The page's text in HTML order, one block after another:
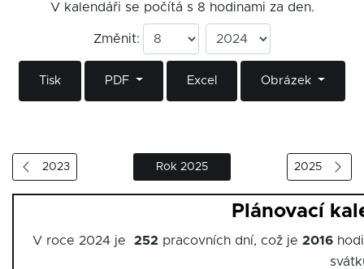
V kalendáři se počítá s 8 hodinami za den.
Změnit:
Tisk PDF Excel Obrázek
2023 Rok 2025 2025
Plánovací
V roce 2024 je 252 pracovních dní, což je 2016